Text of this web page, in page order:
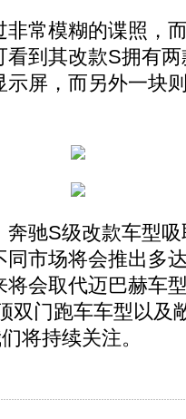
常模糊的谍照，
到其改款S拥有
屏，而另外一块
驰S级改款车型吸
市场将会推出多
会取代迈巴赫车
双门跑车车型以及
将持续关注。